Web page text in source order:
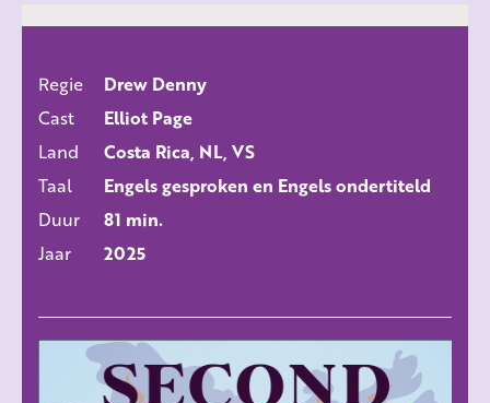
ALLE FILMS
Regie
Drew Denny
Cast
Elliot Page
Land
Costa Rica, NL, VS
Taal
Engels gesproken en Engels ondertiteld
Duur
81 min.
Jaar
2025